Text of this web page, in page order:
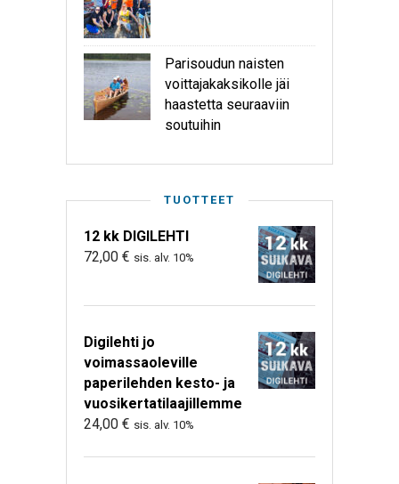
Parisoudun naisten
voittajakaksikolle jäi
haastetta seuraaviin
soutuihin
TUOTTEET
12 kk DIGILEHTI
72,00 € sis. alv. 10%
Digilehti jo
voimassaoleville
paperilehden kesto- ja
vuosikertatilaajillemme
24,00 € sis. alv. 10%